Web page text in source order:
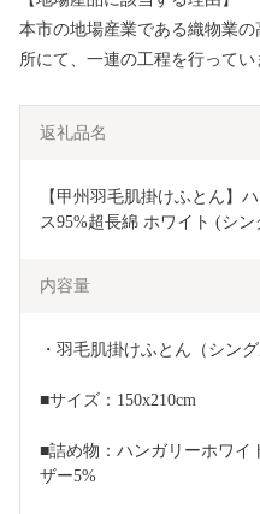
本市の地場産業である織物業
所にて、一連の工程を行ってい
返礼品名
【甲州羽毛肌掛けふとん】
ス95%超長綿 ホワイト (シ
内容量
・羽毛肌掛けふとん（シン
■サイズ：150x210cm
■詰め物：ハンガリーホワイ
ザー5%